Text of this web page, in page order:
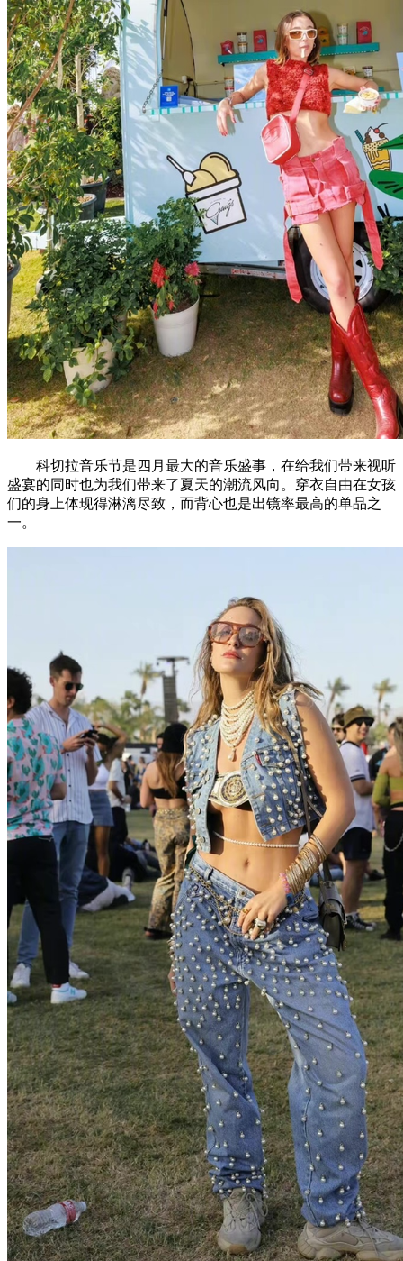
科切拉音乐节是四月最大的音乐盛事，在给我们带来视听
盛宴的同时也为我们带来了夏天的潮流风向。穿衣自由在女孩
们的身上体现得淋漓尽致，而背心也是出镜率最高的单品之
一。